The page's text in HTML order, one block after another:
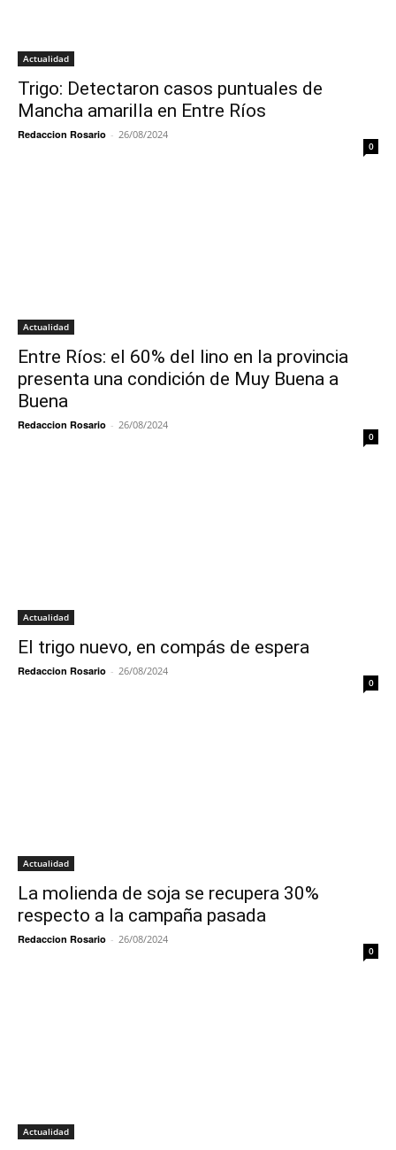
Actualidad
Trigo: Detectaron casos puntuales de
Mancha amarilla en Entre Ríos
Redaccion Rosario - 26/08/2024
0
Actualidad
Entre Ríos: el 60% del lino en la provincia
presenta una condición de Muy Buena a
Buena
Redaccion Rosario - 26/08/2024
0
Actualidad
El trigo nuevo, en compás de espera
Redaccion Rosario - 26/08/2024
0
Actualidad
La molienda de soja se recupera 30%
respecto a la campaña pasada
Redaccion Rosario - 26/08/2024
0
Actualidad